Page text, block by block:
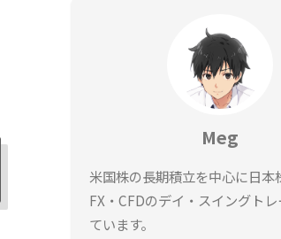
Meg
米国株の長期積立を中心に日本
FX・CFDのデイ・スイングト
ています。